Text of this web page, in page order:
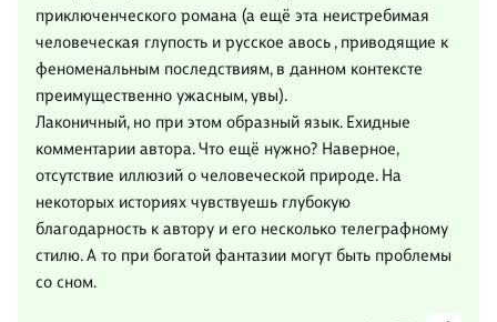
приключенческого романа (а ещё эта неистребимая
человеческая глупость и русское авось , приводящие к
феноменальным последствиям, в данном контексте
преимущественно ужасным, увы).
Лаконичный, но при этом образный язык. Ехидные
комментарии автора. Что ещё нужно? Наверное,
отсутствие иллюзий о человеческой природе. На
некоторых историях чувствуешь глубокую
благодарность к автору и его несколько телеграфному
стилю. А то при богатой фантазии могут быть проблемы
со сном.